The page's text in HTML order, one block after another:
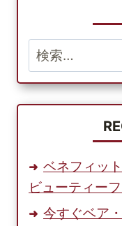
か
ら
も
ア
メ
カ
ら
購
入
検
索:
ベネフィッ
ビューティー
今すぐベア